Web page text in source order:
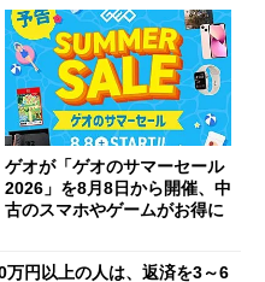
ゲオが「ゲオのサマーセール
2026」を8月8日から開催、中
古のスマホやゲームがお得に
万円以上の人は、返済を3～6